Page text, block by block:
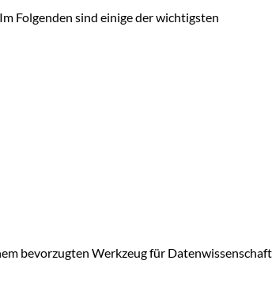
Folgenden sind einige der wichtigsten
bevorzugten Werkzeug für